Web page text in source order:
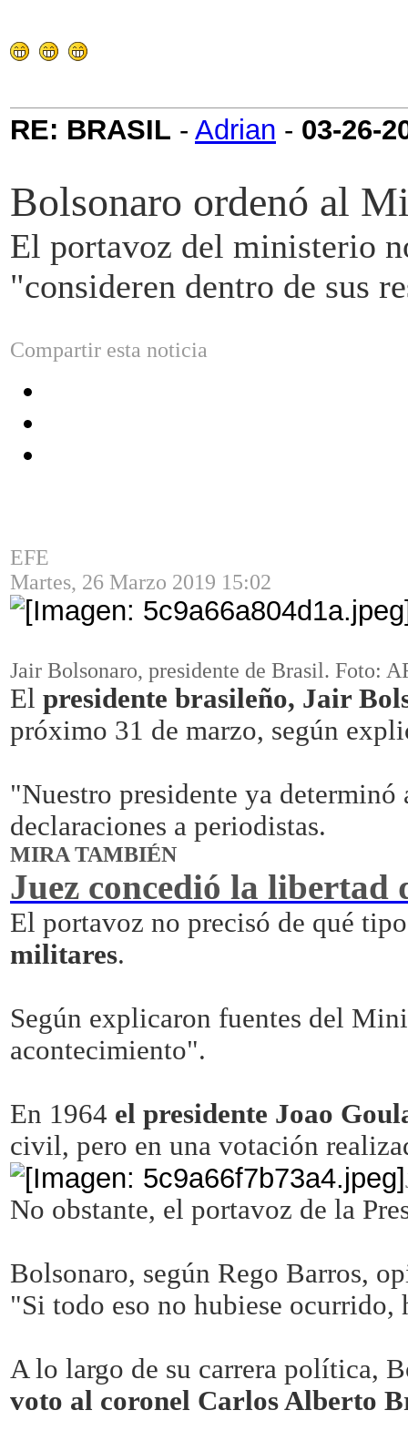
RE: BRASIL - Adrian - 03-26-
Bolsonaro ordenó al
El portavoz del ministerio
"consideren dentro de sus
Compartir esta noticia
EFE
Martes, 26 Marzo 2019 15:02
Jair Bolsonaro, presidente de Brasil. Foto:
El presidente brasileño, Jair
próximo 31 de marzo, según
"Nuestro presidente ya
declaraciones a periodistas.
MIRA TAMBIÉN
Juez concedió la libertad
El portavoz no precisó de qué
militares.
Según explicaron fuentes del
acontecimiento".
En 1964 el presidente Joao
civil, pero en una votación
No obstante, el portavoz de la
Bolsonaro, según Rego Barros,
"Si todo eso no hubiese
A lo largo de su carrera política,
voto al coronel Carlos Alberto